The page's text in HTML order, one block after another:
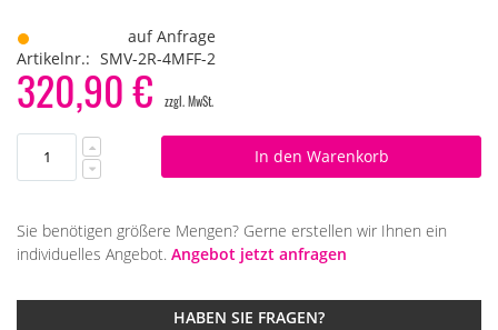
auf Anfrage
Artikelnr.
SMV-2R-4MFF-2
320,90 €
In den Warenkorb
Sie benötigen größere Mengen? Gerne erstellen wir Ihnen ein
individuelles Angebot. Angebot jetzt anfragen
HABEN SIE FRAGEN?